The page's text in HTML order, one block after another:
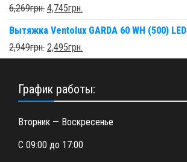
6,269грн. 4,745грн.
Вытяжка Ventolux GARDA 60 WH (500) LED
2,949грн. 2,495грн.
График работы:
Вторник — Воскресенье
С 09:00 до 17:00